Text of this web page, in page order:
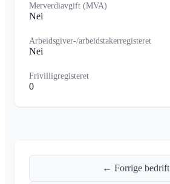
Merverdiavgift (MVA)
Nei
Arbeidsgiver-/arbeidstakerregisteret
Nei
Frivilligregisteret
0
← Forrige bedrift